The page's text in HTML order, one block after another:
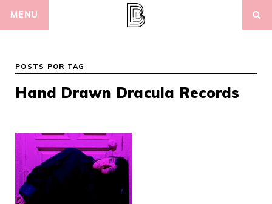
MENU
POSTS POR TAG
Hand Drawn Dracula Records